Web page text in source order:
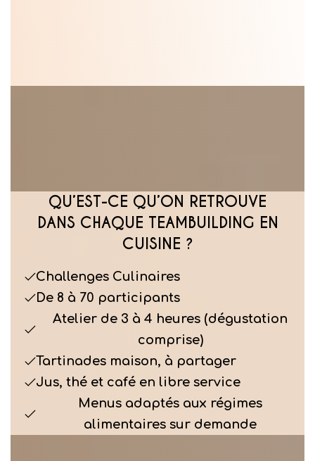
QU’EST-CE QU’ON RETROUVE
DANS CHAQUE TEAMBUILDING EN
CUISINE ?
Challenges Culinaires
De 8 à 70 participants
Atelier de 3 à 4 heures (dégustation
comprise)
Tartinades maison, à partager
Jus, thé et café en libre service
Menus adaptés aux régimes
alimentaires sur demande